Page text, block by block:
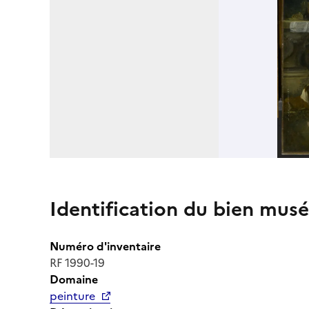
Identification du bien
Numéro d'inventaire
RF 1990-19
Domaine
peinture